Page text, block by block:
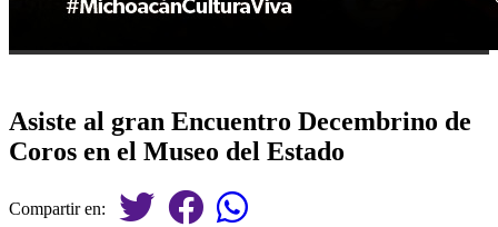
Asiste al gran Encuentro Decembrino de
Coros en el Museo del Estado
Compartir en: